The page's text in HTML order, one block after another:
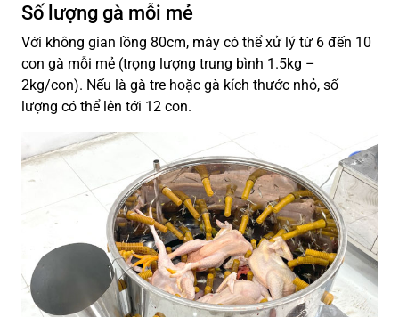
Số lượng gà mỗi mẻ
Với không gian lồng 80cm, máy có thể xử lý từ 6 đến 10
con gà mỗi mẻ (trọng lượng trung bình 1.5kg –
2kg/con). Nếu là gà tre hoặc gà kích thước nhỏ, số
lượng có thể lên tới 12 con.